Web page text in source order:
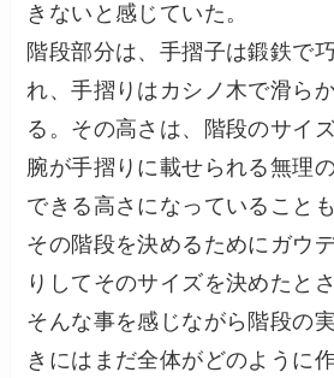
きないと感じていた。
階段部分は、手摺子は鍛鉄で
れ、手摺りはカシノ木で滑ら
る。その高さは、階段のサイ
腕が手摺りに載せられる無理
できる高さになっていること
その階段を決めるためにガウ
りしてそのサイズを決めたと
そんな事を感じながら階段の
きにはまだ全体がどのように